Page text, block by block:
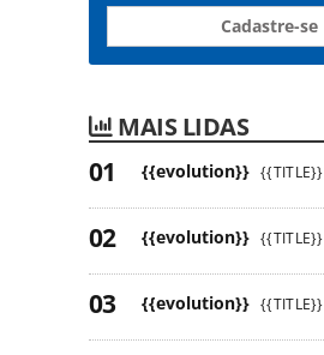
Cadastre-se
MAIS LIDAS
{{evolution}} {{TITLE}}
{{evolution}} {{TITLE}}
{{evolution}} {{TITLE}}